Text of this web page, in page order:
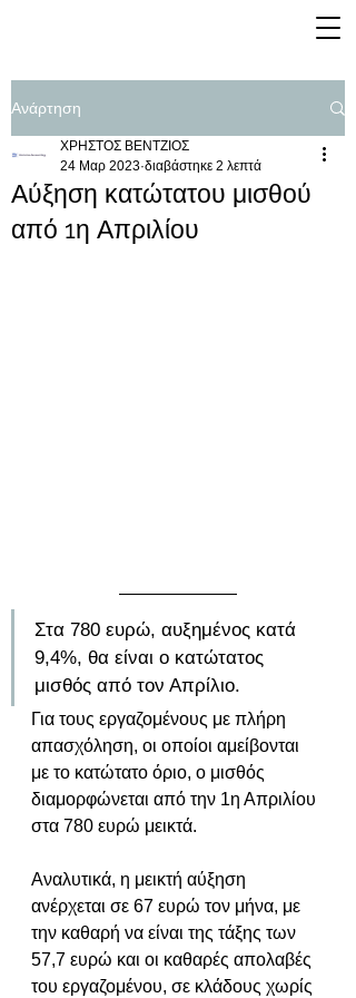
Ανάρτηση
Αύξηση κατώτατου μισθού
από 1η Απριλίου
ΧΡΗΣΤΟΣ ΒΕΝΤΖΙΟΣ
24 Μαρ 2023 διαβάστηκε 2 λεπτά
Στα 780 ευρώ, αυξημένος κατά
9,4%, θα είναι ο κατώτατος
μισθός από τον Απρίλιο.
Για τους εργαζομένους με πλήρη
απασχόληση, οι οποίοι αμείβονται
με το κατώτατο όριο, ο μισθός
διαμορφώνεται από την 1η Απριλίου
στα 780 ευρώ μεικτά.
Αναλυτικά, η μεικτή αύξηση
ανέρχεται σε 67 ευρώ τον μήνα, με
την καθαρή να είναι της τάξης των
57,7 ευρώ και οι καθαρές απολαβές
του εργαζομένου, σε κλάδους χωρίς